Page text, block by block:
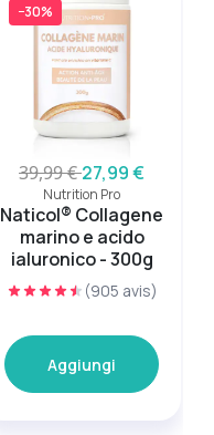
−30%
39,99 €27,99 €
Nutrition Pro
Naticol® Collagene
marino e acido
ialuronico - 300g
(905 avis)
Aggiungi